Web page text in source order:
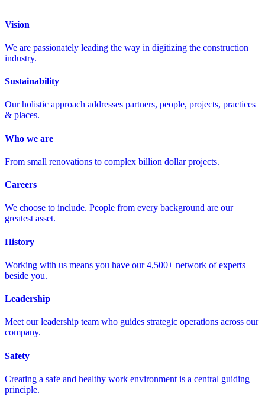
Vision
We are passionately leading the way in digitizing the construction
industry.
Sustainability
Our holistic approach addresses partners, people, projects, practices
& places.
Who we are
From small renovations to complex billion dollar projects.
Careers
We choose to include. People from every background are our
greatest asset.
History
Working with us means you have our 4,500+ network of experts
beside you.
Leadership
Meet our leadership team who guides strategic operations across our
company.
Safety
Creating a safe and healthy work environment is a central guiding
principle.